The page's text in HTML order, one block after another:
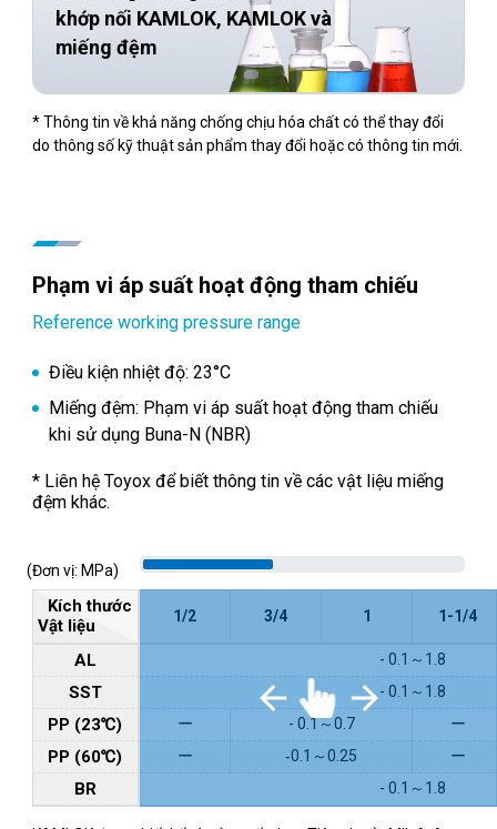
khớp nối KAMLOK, KAMLOK và
miếng đệm
* Thông tin về khả năng chống chịu hóa chất có thể thay đổi
do thông số kỹ thuật sản phẩm thay đổi hoặc có thông tin mới.
Phạm vi áp suất hoạt động tham chiếu
Reference working pressure range
Điều kiện nhiệt độ: 23°C
Miếng đệm: Phạm vi áp suất hoạt động tham chiếu
khi sử dụng Buna-N (NBR)
* Liên hệ Toyox để biết thông tin về các vật liệu miếng
đệm khác.
(Đơn vị: MPa)
Vật liệu
Kích thước 1/2 3/4 1 1-1/4
AL - 0.1～1.8
SST - 0.1～1.8
PP (23℃) ー - 0.1～0.7 ー
PP (60℃) ー ‐0.1～0.25 ー
BR - 0.1～1.8